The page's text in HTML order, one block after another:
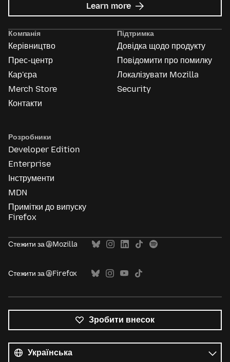
Learn more about
Mozilla
Компанія
Керівництво
Прес-центр
Кар'єра
Merch Store
Контакти
Підтримка
Довідка щодо продукту
Повідомити про помилку
Локалізувати Mozilla
Security
Розробники
Developer Edition
Enterprise
Інструменти
MDN
Примітки до випуску
Firefox
Стежити за @Mozilla
Стежити за @Firefox
Зробити внесок
мови
Мова